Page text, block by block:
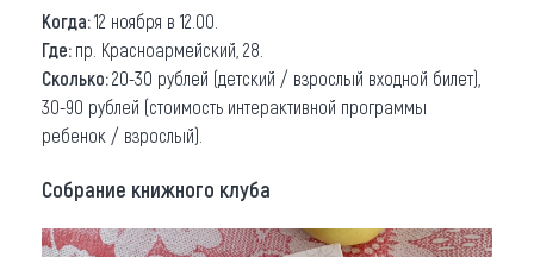
Когда:12 ноября в 12.00.
Где: пр. Красноармейский, 28.
Сколько:20-30 рублей (детский / взрослый входной билет),
30-90 рублей (стоимость интерактивной программы
ребенок / взрослый).
Собрание книжного клуба